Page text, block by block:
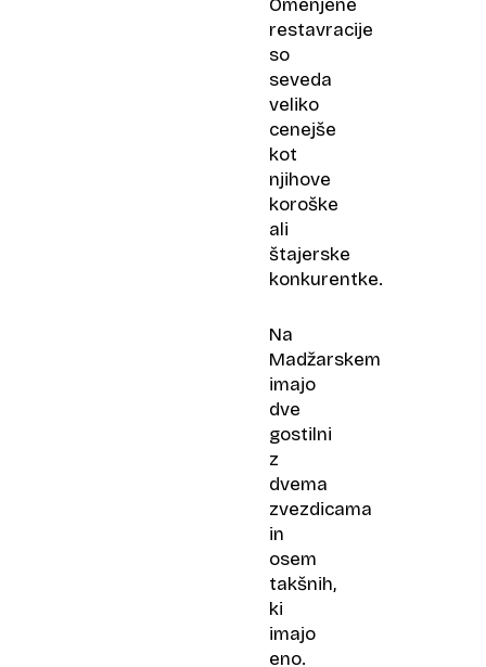
Omenjene
restavracije
so
seveda
veliko
cenejše
kot
njihove
koroške
ali
štajerske
konkurentke.
Na
Madžarskem
imajo
dve
gostilni
z
dvema
zvezdicama
in
osem
takšnih,
ki
imajo
eno.